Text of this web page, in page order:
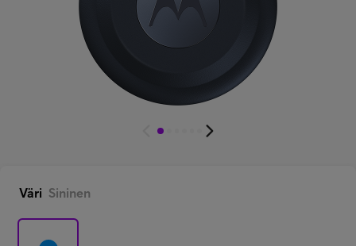
Minun Telia Yrityksille
Väri Sininen